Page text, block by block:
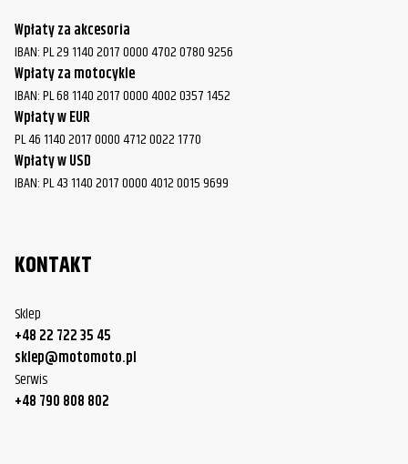
Wpłaty za akcesoria
IBAN: PL 29 1140 2017 0000 4702 0780 9256
Wpłaty za motocykle
IBAN: PL 68 1140 2017 0000 4002 0357 1452
Wpłaty w EUR
PL 46 1140 2017 0000 4712 0022 1770
Wpłaty w USD
IBAN: PL 43 1140 2017 0000 4012 0015 9699
KONTAKT
Sklep
+48 22 722 35 45
sklep@motomoto.pl
Serwis
+48 790 808 802